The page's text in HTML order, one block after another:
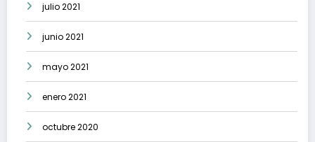
julio 2021
junio 2021
mayo 2021
enero 2021
octubre 2020